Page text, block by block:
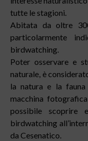
tutte le stagioni.
Abitata da oltre
particolarmente
birdwatching.
Poter osservare e
naturale, è
la natura e la
macchina
possibile scoprire
birdwatching
da Cesenatico.